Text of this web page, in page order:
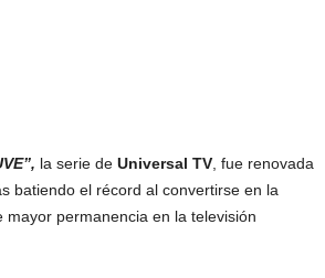
la serie de Universal TV , fue renovada
batiendo el récord al convertirse en la
mayor permanencia en la televisión